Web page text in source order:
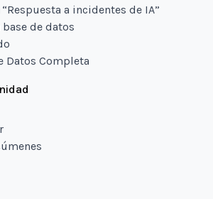
a incidentes de IA”
de datos
Datos Completa